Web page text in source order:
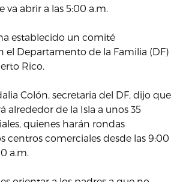
abrir a las 5:00 a.m.
establecido un comité
el Departamento de la Familia (DF)
Rico.
Colón, secretaria del DF, dijo que
alrededor de la Isla a unos 35
quienes harán rondas
centros comerciales desde las 9:00
a.m.